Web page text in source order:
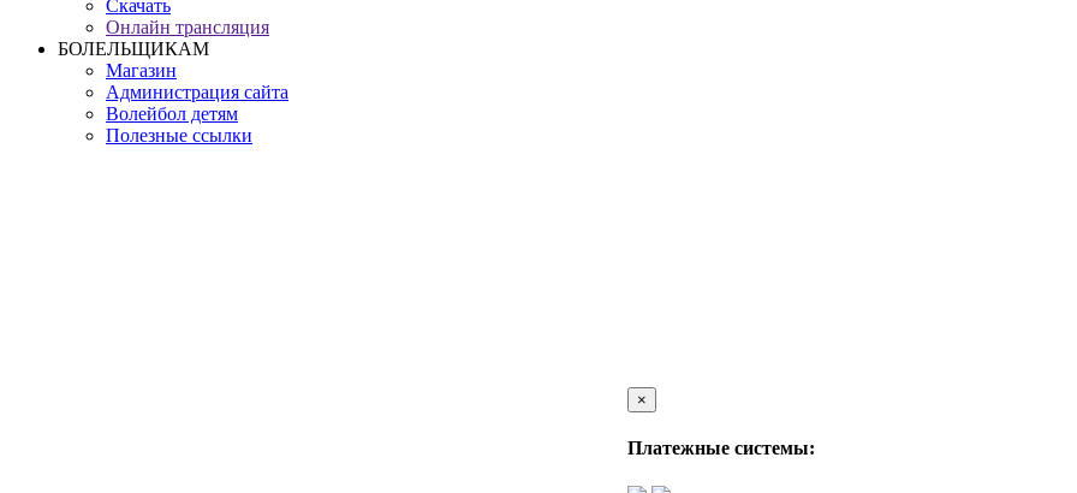
Скачать
Онлайн трансляция
БОЛЕЛЬЩИКАМ
Магазин
Администрация сайта
Волейбол детям
Полезные ссылки
×
Платежные системы: